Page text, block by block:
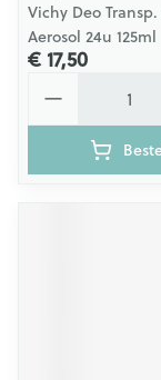
Vichy Deo
Aerosol 24u 125ml
€ 17,50